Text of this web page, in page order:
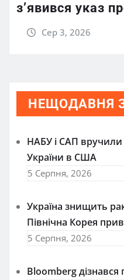
з’явився указ
Сер 3, 2026
НЕЩОДАВНЯ
НАБУ і САП вручили
України в США
5 Серпня, 2026
Україна знищить
Північна Корея
5 Серпня, 2026
Bloomberg дізнався